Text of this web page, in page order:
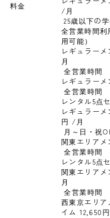
料金
/月
25歳以下の学生
全営業時間利
用可能）
レギュラー
月
全営業時間
レギュラー
全営業時間
レンタル5点
レギュラー
円 /月
月～日・祝
関東エリア
全営業時間
レンタル5点
関東エリア
月
全営業時間
西東京エリ
イム 12,650円